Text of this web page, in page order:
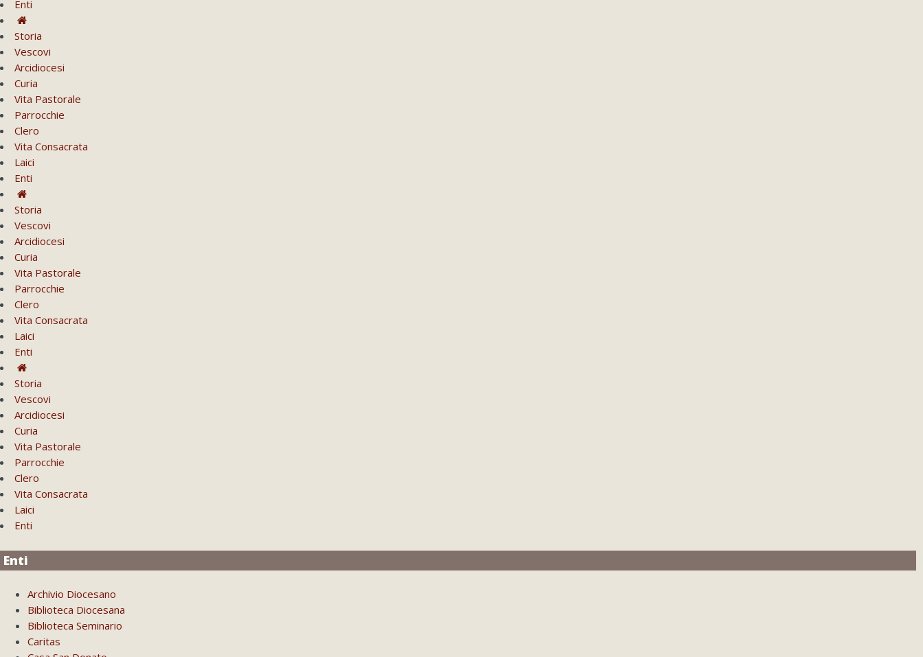
Enti
Storia
Vescovi
Arcidiocesi
Curia
Vita Pastorale
Parrocchie
Clero
Vita Consacrata
Laici
Enti
Storia
Vescovi
Arcidiocesi
Curia
Vita Pastorale
Parrocchie
Clero
Vita Consacrata
Laici
Enti
Storia
Vescovi
Arcidiocesi
Curia
Vita Pastorale
Parrocchie
Clero
Vita Consacrata
Laici
Enti
Enti
Archivio Diocesano
Biblioteca Diocesana
Biblioteca Seminario
Caritas